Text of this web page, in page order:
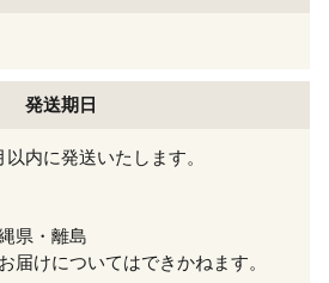
発送期日
内に発送いたします。
県・離島
届けについてはできかねます。